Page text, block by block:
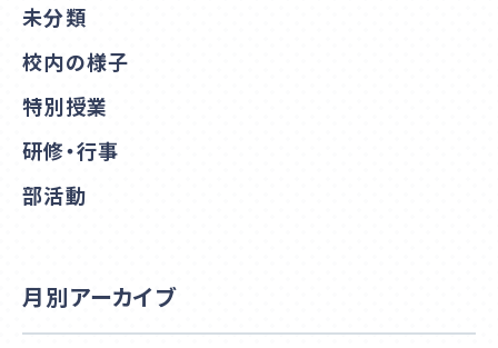
未分類
校内の様子
特別授業
研修・行事
部活動
月別アーカイブ